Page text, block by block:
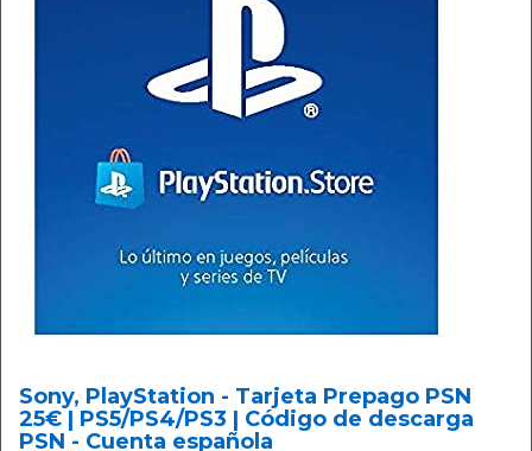
Sony, PlayStation - Tarjeta Prepago PSN
25€ | PS5/PS4/PS3 | Código de descarga
PSN - Cuenta española